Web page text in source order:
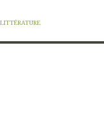
LITTÉRATURE